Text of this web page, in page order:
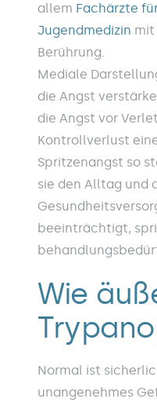
allem Fachärzte
Jugendmedizin mit
Berührung.
Mediale
die Angst
die Angst vor
Kontrollverlust
Spritzenangst so
sie den Alltag und
beeinträchtigt,
Wie
Normal ist
unangenehmes